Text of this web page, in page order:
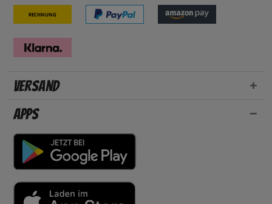
Rechnung
Versand
Apps